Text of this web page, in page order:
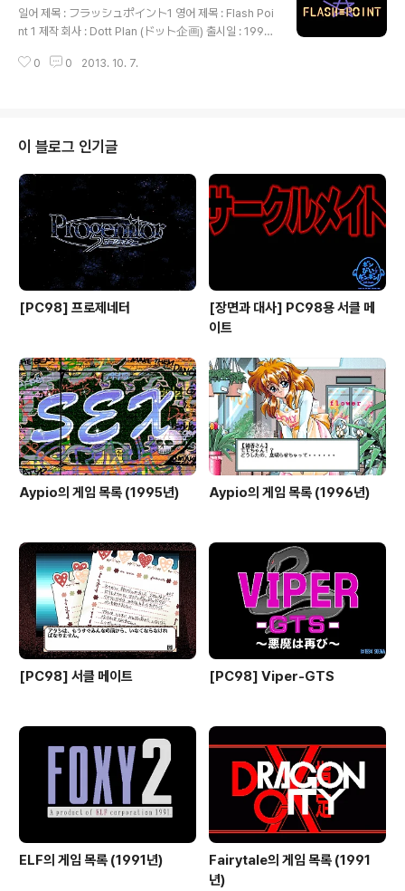
제작진 소개, 음악 감상 코너로 구성되어 있습니다.
일어 제목 : フラッシュポイント1 영어 제목 : Flash Poi
nt 1 제작 회사 : Dott Plan (ドット企画) 출시일 : 1991
전문의 디스크 매거진으로 출범한 플래시 포인트의 창간호
투고 코너로 구성되어 있습니다.
0 0 2013. 10. 7.
이 블로그 인기글
[PC98] 프로제네터
[장면과 대사] PC98용 서클 메
이트
Aypio의 게임 목록 (1995년) Aypio의 게임 목록 (1996년)
[PC98] 서클 메이트 [PC98] Viper-GTS
ELF의 게임 목록 (1991년)
Fairytale의 게임 목록 (1991
년)